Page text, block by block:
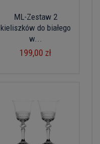
ML-Zestaw 2
kieliszków do białego
w...
199,00 zł